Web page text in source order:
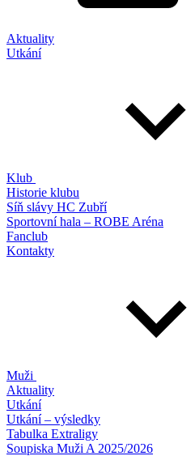
Aktuality
Utkání
Klub
Historie klubu
Síň slávy HC Zubří
Sportovní hala – ROBE Aréna
Fanclub
Kontakty
Muži
Aktuality
Utkání
Utkání – výsledky
Tabulka Extraligy
Soupiska Muži A 2025/2026